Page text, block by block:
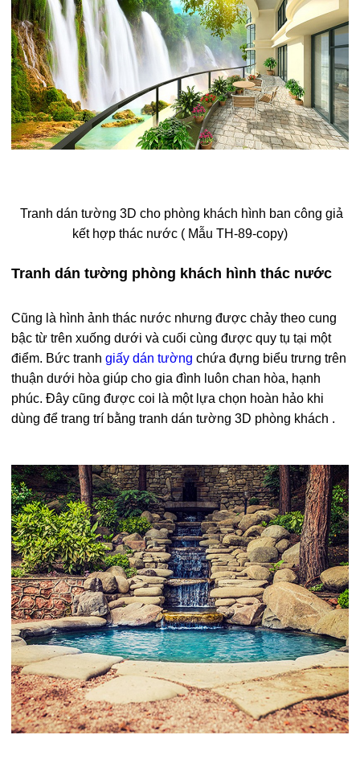
Tranh dán tường 3D cho phòng khách hình ban công giả
kết hợp thác nước ( Mẫu TH-89-copy)
Tranh dán tường phòng khách hình thác nước
Cũng là hình ảnh thác nước nhưng được chảy theo cung
bậc từ trên xuống dưới và cuối cùng được quy tụ tại một
điểm. Bức tranhgiấy dán tường chứa đựng biểu trưng trên
thuận dưới hòa giúp cho gia đình luôn chan hòa, hạnh
phúc. Đây cũng được coi là một lựa chọn hoàn hảo khi
dùng để trang trí bằng tranh dán tường 3D phòng khách .